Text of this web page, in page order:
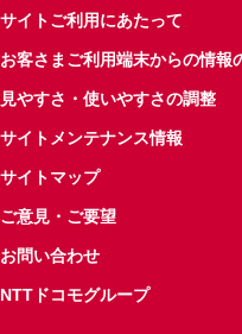
サイトご利用にあたって
お客さまご利用端末からの情報
見やすさ・使いやすさの調整
サイトメンテナンス情報
サイトマップ
ご意見・ご要望
お問い合わせ
NTTドコモグループ